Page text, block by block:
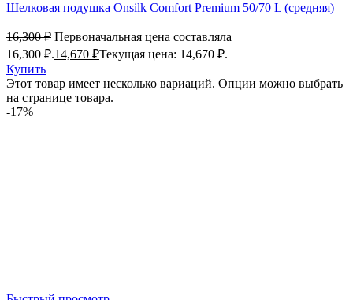
Шелковая подушка Onsilk Comfort Premium 50/70 L (средняя)
16,300₽ Первоначальная цена составляла
16,300 ₽.14,670 ₽Текущая цена: 14,670 ₽.
Купить
Этот товар имеет несколько вариаций. Опции можно выбрать
на странице товара.
-17%